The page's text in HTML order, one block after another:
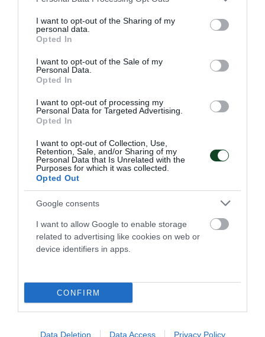
not limited to your visit or usage behaviour. You may click to
grant or deny consent to Google and its third-party tags to
use your data for below specified purposes in below Google
consent section.
I want to opt-out of the Sharing of my
personal data.
Opted In
I want to opt-out of the Sale of my
Personal Data.
Opted In
I want to opt-out of processing my
Personal Data for Targeted Advertising.
Opted In
I want to opt-out of Collection, Use,
Retention, Sale, and/or Sharing of my
Personal Data that Is Unrelated with the
Purposes for which it was collected.
Opted Out
Google consents
I want to allow Google to enable storage
related to advertising like cookies on web or
device identifiers in apps.
CONFIRM
Data Deletion Data Access Privacy Policy
Η κλήρωση της EuroLeague
Women
Ο Παναθηναϊκός έμαθε το μονοπάτι του για την πρόκριση
στους ομίλους της EuroLeague.
16.07.2026 ΜΠΑΣΚΕΤ ΓΥΝΑΙΚΩΝ